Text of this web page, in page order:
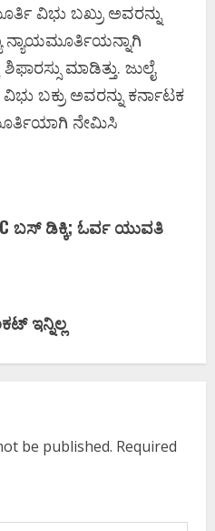
ವಿಭು ಬಖ್ರು ಅವರನ್ನು
ನ್ಯಾಯಮೂರ್ತಿಯನ್ನಾಗಿ
ಮಾಡಿತ್ತು. ಜುಲೈ
ಬಕ್ರು ಅವರನ್ನು ಕರ್ನಾಟಕ
ನೇಮಿಸಿ
ಬಸ್ ಡಿಕ್ಕಿ; ಓರ್ವ ಯುವತಿ
ಇನ್ನಿಲ್ಲ
be published. Required